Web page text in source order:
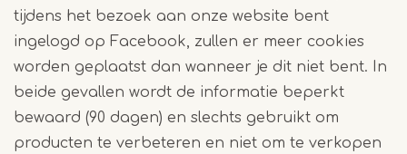
tijdens het bezoek aan onze website bent
ingelogd op Facebook, zullen er meer cookies
worden geplaatst dan wanneer je dit niet bent. In
beide gevallen wordt de informatie beperkt
bewaard (90 dagen) en slechts gebruikt om
producten te verbeteren en niet om te verkopen